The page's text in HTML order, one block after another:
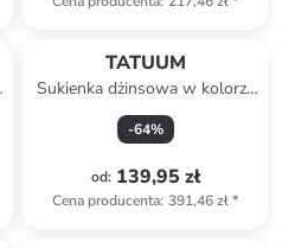
TATUUM
Sukienka dżinsowa w kolorze
niebieskim
-64%
od: 139,95 zł
Cena producenta: 391,46 zł*